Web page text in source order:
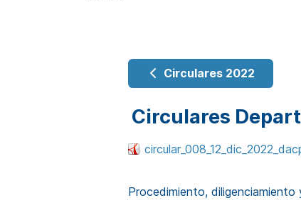
Circulares 2022
Circulares
Procedimiento,